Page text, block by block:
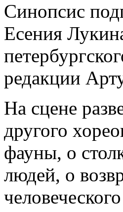
Синопсис
Есения
редакции
На сцене
другого
фауны, о
людей, о